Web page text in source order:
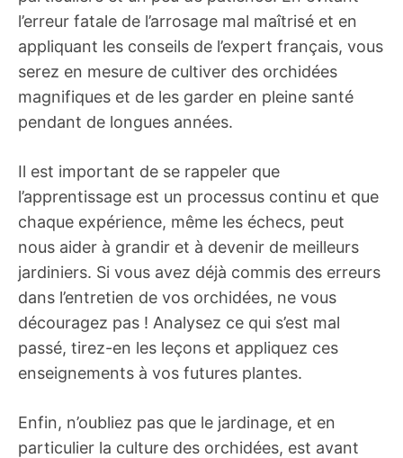
l’erreur fatale de l’arrosage mal maîtrisé et en
appliquant les conseils de l’expert français, vous
serez en mesure de cultiver des orchidées
magnifiques et de les garder en pleine santé
pendant de longues années.
Il est important de se rappeler que
l’apprentissage est un processus continu et que
chaque expérience, même les échecs, peut
nous aider à grandir et à devenir de meilleurs
jardiniers. Si vous avez déjà commis des erreurs
dans l’entretien de vos orchidées, ne vous
découragez pas ! Analysez ce qui s’est mal
passé, tirez-en les leçons et appliquez ces
enseignements à vos futures plantes.
Enfin, n’oubliez pas que le jardinage, et en
particulier la culture des orchidées, est avant